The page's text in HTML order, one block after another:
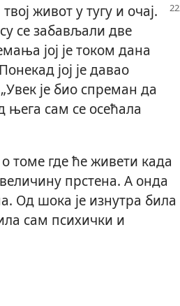
живот у тугу и очај.
се забављали две
јој је током дана
јој је давао
је био спреман да
њега сам се осећала
томе где ће живети када
прстена. А онда
Од шока је изнутра била
сам психички и